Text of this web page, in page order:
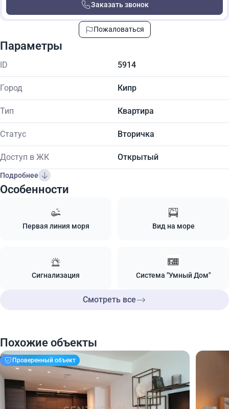
Заказать звонок
Пожаловаться
Параметры
ID 5914
Город Кипр
Тип Квартира
Статус Вторичка
Доступ в ЖК Открытый
Подробнее
Особенности
Первая линия моря Вид на море
Сигнализация Система "Умный Дом"
Смотреть все
Похожие объекты
Проверенный объект